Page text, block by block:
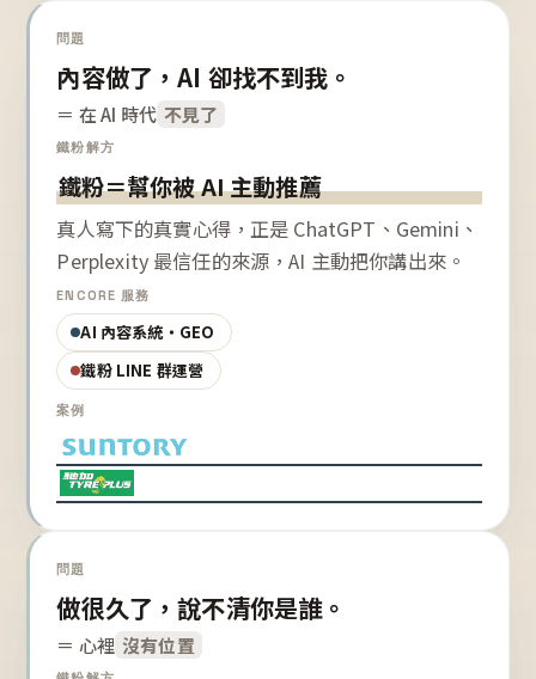
問題
內容做了，AI 卻找不到我。
＝ 在 AI 時代 不見了
鐵粉解方
鐵粉＝幫你被 AI 主動推薦
真人寫下的真實心得，正是 ChatGPT、Gemini、
Perplexity 最信任的來源，AI 主動把你講出來。
ENCORE 服務
AI 內容系統・GEO
鐵粉 LINE 群運營
案例
問題
做很久了，說不清你是誰。
＝ 心裡 沒有位置